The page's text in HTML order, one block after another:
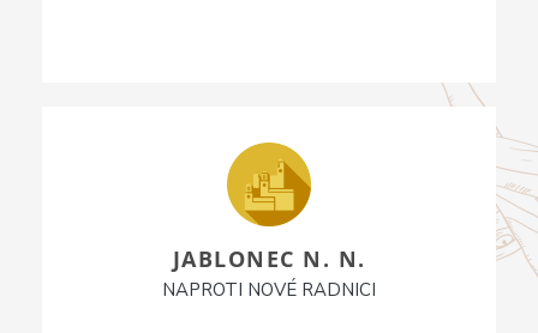
JABLONEC N. N.
NAPROTI NOVÉ RADNICI